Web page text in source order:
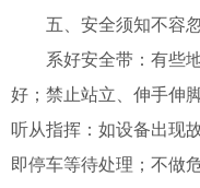
五、安全须知不容
系好安全带：有些
好； 禁止站立、伸手伸
听从指挥：如设备出现
即停车等待处理； 不做